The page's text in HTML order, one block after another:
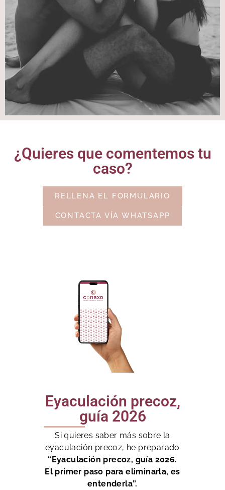
¿Quieres que comentemos tu
caso?
RELLENA EL FORMULARIO
CONTACTA VÍA WHATSAPP
Eyaculación precoz,
guía 2026
Si quieres saber más sobre la
eyaculación precoz, he preparado
“Eyaculación precoz, guía 2026.
El primer paso para eliminarla, es
entenderla”.